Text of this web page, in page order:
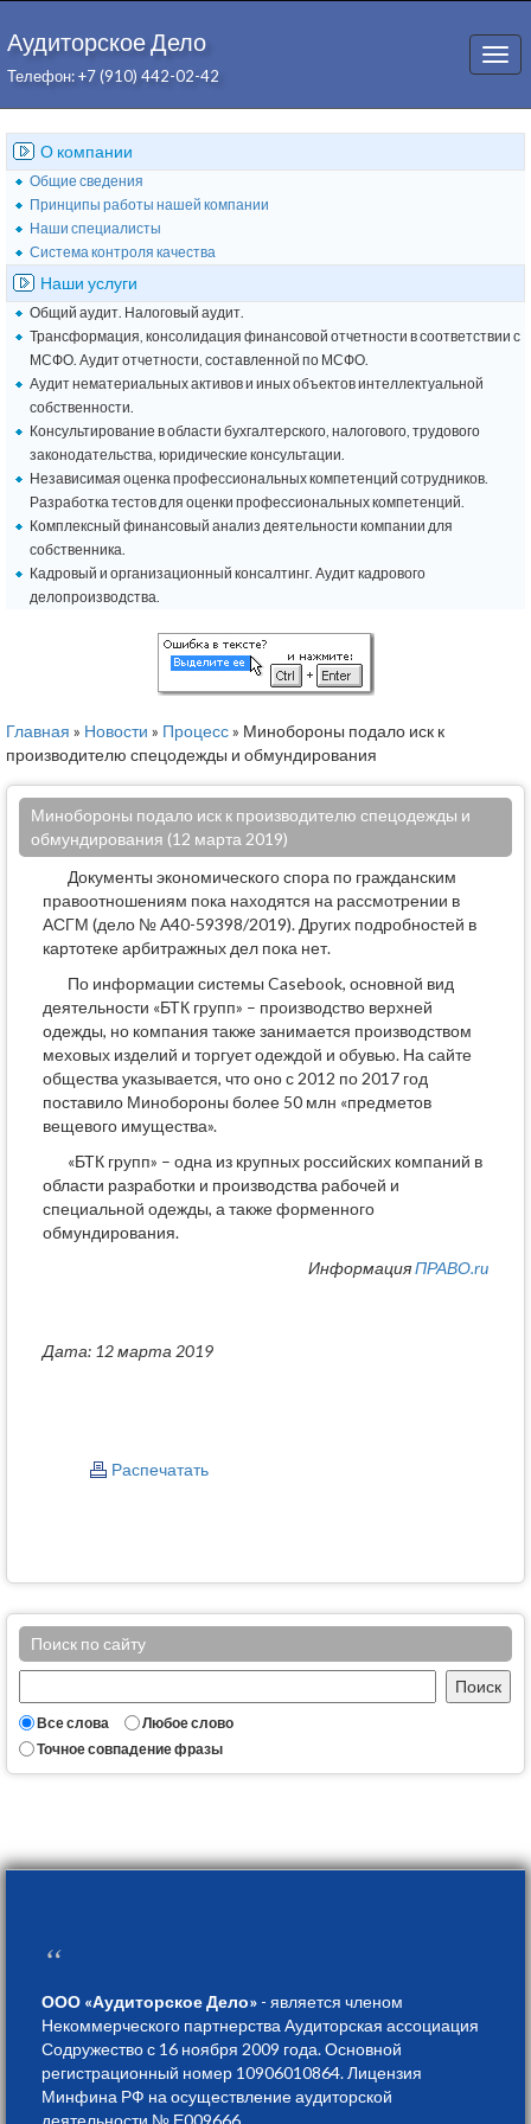
Аудиторское Дело
Телефон: +7 (910) 442-02-42
О компании
Общие сведения
Принципы работы нашей компании
Наши специалисты
Система контроля качества
Наши услуги
Общий аудит. Налоговый аудит.
Трансформация, консолидация финансовой отчетности в соответствии с
МСФО. Аудит отчетности, составленной по МСФО.
Аудит нематериальных активов и иных объектов интеллектуальной
собственности.
Консультирование в области бухгалтерского, налогового, трудового
законодательства, юридические консультации.
Независимая оценка профессиональных компетенций сотрудников.
Разработка тестов для оценки профессиональных компетенций.
Комплексный финансовый анализ деятельности компании для
собственника.
Кадровый и организационный консалтинг. Аудит кадрового
делопроизводства.
Главная » Новости » Процесс» Минобороны подало иск к
производителю спецодежды и обмундирования
Минобороны подало иск к производителю спецодежды и
обмундирования (12 марта 2019)
Документы экономического спора по гражданским
правоотношениям пока находятся на рассмотрении в
АСГМ (дело № А40-59398/2019). Других подробностей в
картотеке арбитражных дел пока нет.
По информации системы Casebook, основной вид
деятельности «БТК групп» – производство верхней
одежды, но компания также занимается производством
меховых изделий и торгует одеждой и обувью. На сайте
общества указывается, что оно с 2012 по 2017 год
поставило Минобороны более 50 млн «предметов
вещевого имущества».
«БТК групп» – одна из крупных российских компаний в
области разработки и производства рабочей и
специальной одежды, а также форменного
обмундирования.
ИнформацияПРАВО.ru
Дата: 12 марта 2019
Распечатать
Поиск по сайту
Все слова
Любое слово
Точное совпадение фразы
“
ООО «Аудиторское Дело» - является членом
Некоммерческого партнерства Аудиторская ассоциация
Содружество с 16 ноября 2009 года. Основной
регистрационный номер 10906010864. Лицензия
Минфина РФ на осуществление аудиторской
деятельности № Е009666.